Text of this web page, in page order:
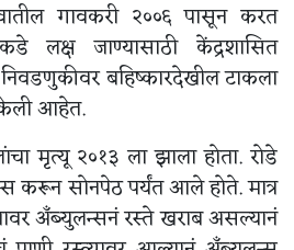
गावकरी २००६ पासून करत
लक्ष जाण्यासाठी केंद्रशासित
बहिष्कारदेखील टाकला
आहेत.
मृत्यू २०१३ ला झाला होता. रोडे
करून सोनपेठ पर्यंत आले होते. मात्र
अँब्युलन्सनं रस्ते खराब असल्यानं